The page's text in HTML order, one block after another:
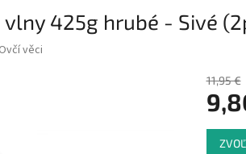
vlny 425g hrubé - Sivé
Ovčí věci
11,95 €
cena: